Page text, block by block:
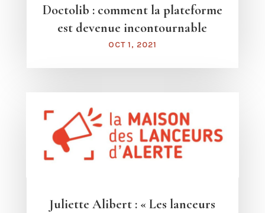
Doctolib : comment la plateforme
est devenue incontournable
OCT 1, 2021
Juliette Alibert : « Les lanceurs